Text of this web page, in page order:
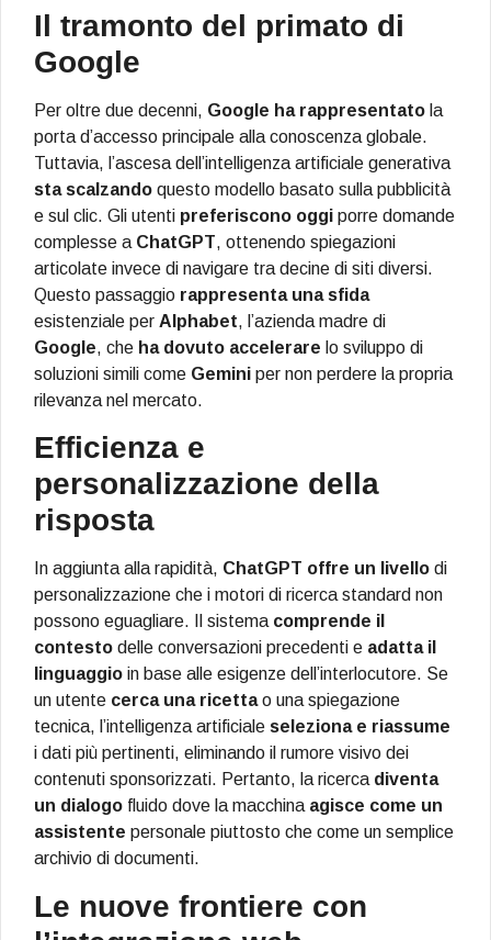
Il tramonto del primato di
Google
Per oltre due decenni, Google ha rappresentato la
porta d’accesso principale alla conoscenza globale.
Tuttavia, l’ascesa dell’intelligenza artificiale generativa
sta scalzando questo modello basato sulla pubblicità
e sul clic. Gli utenti preferiscono oggi porre domande
complesse a ChatGPT, ottenendo spiegazioni
articolate invece di navigare tra decine di siti diversi.
Questo passaggio rappresenta una sfida
esistenziale per Alphabet, l’azienda madre di
Google, che ha dovuto accelerare lo sviluppo di
soluzioni simili come Gemini per non perdere la propria
rilevanza nel mercato.
Efficienza e
personalizzazione della
risposta
In aggiunta alla rapidità, ChatGPT offre un livello di
personalizzazione che i motori di ricerca standard non
possono eguagliare. Il sistema comprende il
contesto delle conversazioni precedenti e adatta il
linguaggio in base alle esigenze dell’interlocutore. Se
un utente cerca una ricettao una spiegazione
tecnica, l’intelligenza artificiale seleziona e riassume
i dati più pertinenti, eliminando il rumore visivo dei
contenuti sponsorizzati. Pertanto, la ricerca diventa
un dialogo fluido dove la macchina agisce come un
assistente personale piuttosto che come un semplice
archivio di documenti.
Le nuove frontiere con